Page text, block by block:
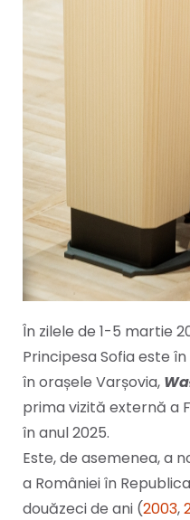
În zilele de 1-5 martie
Principesa Sofia este
în orașele Varșovia,
prima vizită externă a
în anul 2025.
Este, de asemenea, a
a României în
douăzeci de ani (2003,